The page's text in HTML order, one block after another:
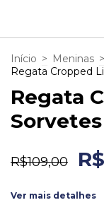
Início > Meninas >
Regata Cropped
Regata
R$109,00
Ver mais detalhes